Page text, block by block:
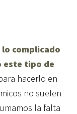
complicado
este tipo de
hacerlo en
no suelen
la falta